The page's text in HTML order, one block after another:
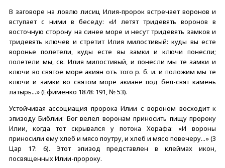
В заговоре на ловлю лисиц Илия-пророк встречает воронов и
вступает с ними в беседу: «И летят тридевять воронов в
восточную сторону на синее море и несут тридевять замков и
тридевять ключев и стретит Илия милостивый: куды вы есте
воронье полетели, куды есте вы замки и ключи понесли;
полетели мы, св. Илия милостивый, и понесли мы те замки и
ключи во святое море акиян отъ того р. б. и. и положим мы те
ключи и замки во святом море акиане под бел-свят камень
латырь...» (Ефименко 1878: 191, № 53).
Устойчивая ассоциация пророка Илии с вороном восходит к
эпизоду Библии: Бог велел воронам приносить пищу пророку
Илии, когда тот скрывался у потока Хорафа: «И вороны
приносили ему хлеб и мясо поутру, и хлеб и мясо повечеру...» (3
Цар 17: 6). Этот эпизод представлен в клеймах икон,
посвященных Илии-пророку.